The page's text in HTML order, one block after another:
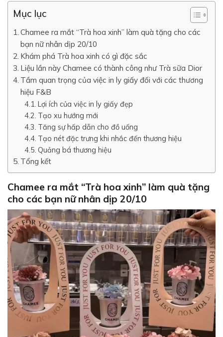
Mục lục
Chamee ra mắt “Trà hoa xinh” làm quà tặng cho các
bạn nữ nhân dịp 20/10
Khám phá Trà hoa xinh có gì đặc sắc
Liệu lần này Chamee có thành công như Trà sữa Dior
Tầm quan trọng của việc in ly giấy đối với các thương
hiệu F&B
Lợi ích của việc in ly giấy đẹp
Tạo xu hướng mới
Tăng sự hấp dẫn cho đồ uống
Tạo nét đặc trưng khi nhắc đến thương hiệu
Quảng bá thương hiệu
Tổng kết
Chamee ra mắt “Trà hoa xinh” làm quà tặng
cho các bạn nữ nhân dịp 20/10